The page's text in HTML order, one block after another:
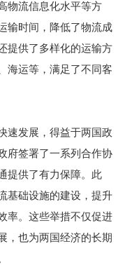
物流信息化水平等方
输时间，降低了物流成
提供了多样化的运输方
海运等，满足了不同客
速发展，得益于两国政
府签署了一系列合作协
提供了有力保障。此
基础设施的建设，提升
率。这些举措不仅促进
，也为两国经济的长期